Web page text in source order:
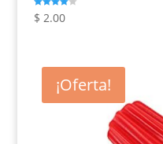
Valorado
con
$ 2.00
¡Oferta!